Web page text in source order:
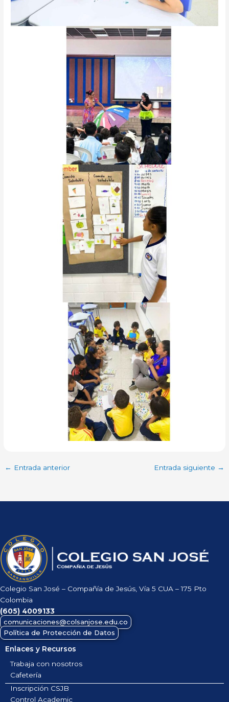
← Entrada anterior Entrada siguiente →
Colegio San José – Compañía de Jesús, Vía 5 CUA – 175 Pto
Colombia
(605) 4009133
comunicaciones@colsanjose.edu.co
Política de Protección de Datos
Enlaces y Recursos
Trabaja con nosotros
Cafetería
Inscripción CSJB
Control Academic